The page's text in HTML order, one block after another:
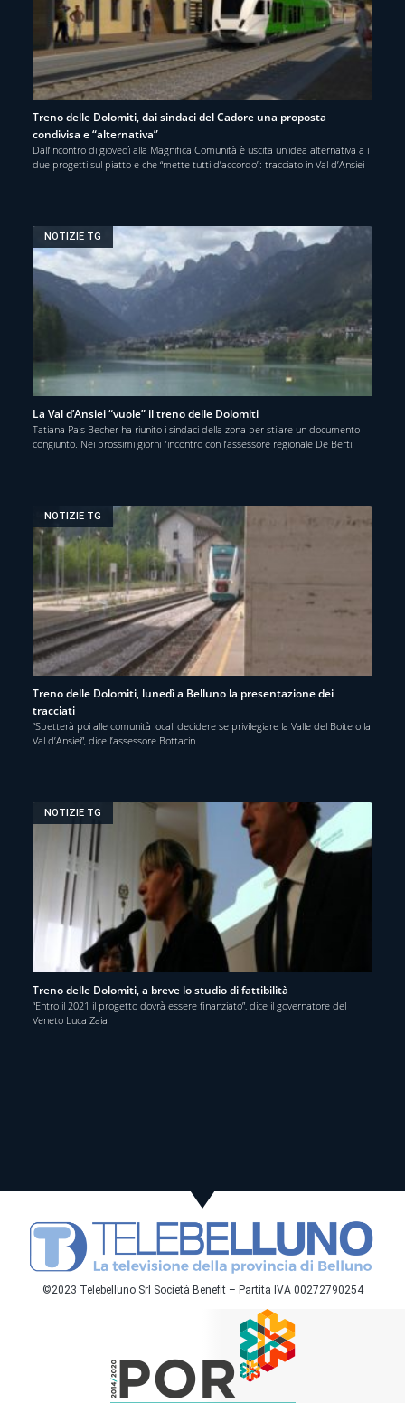
Treno delle Dolomiti, dai sindaci del Cadore una proposta
condivisa e “alternativa”
Dall’incontro di giovedì alla Magnifica Comunità è uscita un’idea alternativa a i
due progetti sul piatto e che “mette tutti d’accordo”: tracciato in Val d’Ansiei
NOTIZIE TG
La Val d’Ansiei “vuole” il treno delle Dolomiti
Tatiana Pais Becher ha riunito i sindaci della zona per stilare un documento
congiunto. Nei prossimi giorni l’incontro con l’assessore regionale De Berti.
NOTIZIE TG
Treno delle Dolomiti, lunedì a Belluno la presentazione dei
tracciati
“Spetterà poi alle comunità locali decidere se privilegiare la Valle del Boite o la
Val d’Ansiei”, dice l’assessore Bottacin.
NOTIZIE TG
Treno delle Dolomiti, a breve lo studio di fattibilità
“Entro il 2021 il progetto dovrà essere finanziato”, dice il governatore del
Veneto Luca Zaia
©2023 Telebelluno Srl Società Benefit – Partita IVA 00272790254